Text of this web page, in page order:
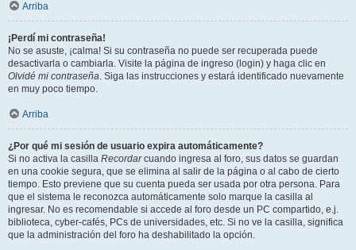
Arriba
¡Perdí mi contraseña!
No se asuste, ¡calma! Si su contraseña no puede ser recuperada puede
desactivarla o cambiarla. Visite la página de ingreso (login) y haga clic en
Olvidé mi contraseña. Siga las instrucciones y estará identificado nuevamente
en muy poco tiempo.
Arriba
¿Por qué mi sesión de usuario expira automáticamente?
Si no activa la casilla Recordarcuando ingresa al foro, sus datos se guardan
en una cookie segura, que se elimina al salir de la página o al cabo de cierto
tiempo. Esto previene que su cuenta pueda ser usada por otra persona. Para
que el sistema le reconozca automáticamente solo marque la casilla al
ingresar. No es recomendable si accede al foro desde un PC compartido, e.j.
biblioteca, cyber-cafés, PCs de universidades, etc. Si no ve la casilla, significa
que la administración del foro ha deshabilitado la opción.